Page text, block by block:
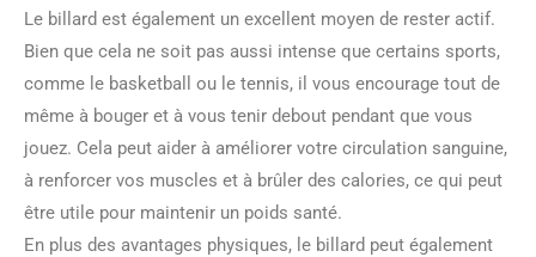
Le billard est également un excellent moyen de rester actif.
Bien que cela ne soit pas aussi intense que certains sports,
comme le basketball ou le tennis, il vous encourage tout de
même à bouger et à vous tenir debout pendant que vous
jouez. Cela peut aider à améliorer votre circulation sanguine,
à renforcer vos muscles et à brûler des calories, ce qui peut
être utile pour maintenir un poids santé.
En plus des avantages physiques, le billard peut également